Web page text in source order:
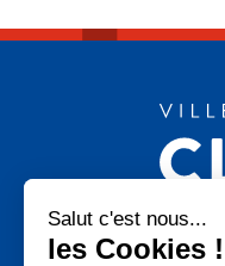
Salut c'est nous...
les Cookies !